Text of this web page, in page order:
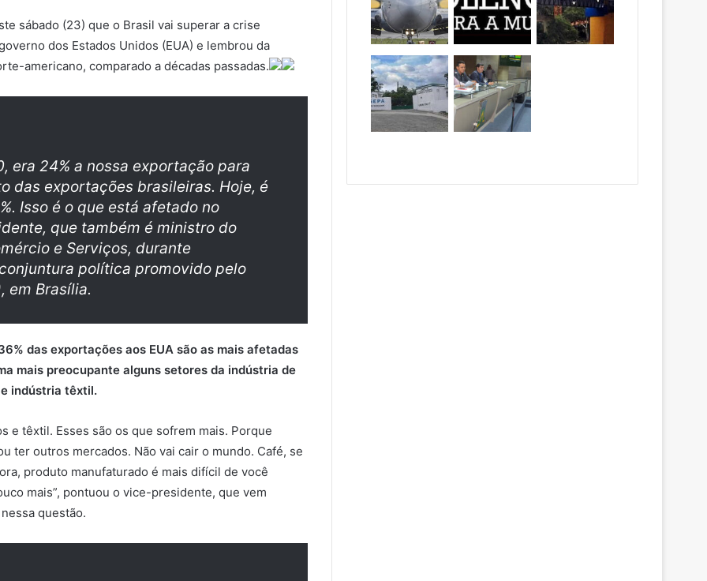
sábado (23) que o Brasil vai superar a crise
dos Estados Unidos (EUA) e lembrou da
americano, comparado a décadas passadas.
era 24% a nossa exportação para
das exportações brasileiras. Hoje, é
Isso é o que está afetado no
que também é ministro do
e Serviços, durante
política promovido pelo
em Brasília.
das exportações aos EUA são as mais afetadas
mais preocupante alguns setores da indústria de
indústria têxtil.
e têxtil. Esses são os que sofrem mais. Porque
ter outros mercados. Não vai cair o mundo. Café, se
produto manufaturado é mais difícil de você
mais”, pontuou o vice-presidente, que vem
questão.